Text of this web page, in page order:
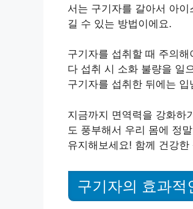
서는 구기자를 갈아서 아
길 수 있는 방법이에요.
구기자를 섭취할 때 주의
다 섭취 시 소화 불량을 일
구기자를 섭취한 뒤에는
지금까지 면역력을 강화하
도 풍부해서 우리 몸에 정
유지해보세요! 함께 건강
구기자의 효과적